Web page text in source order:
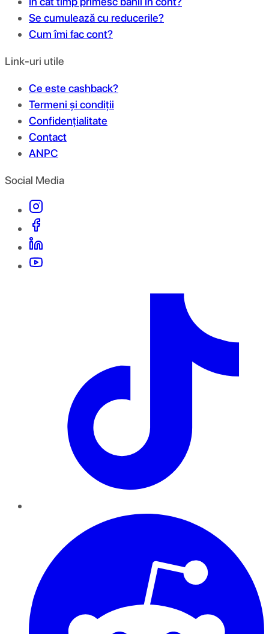
Se cumulează cu reducerile?
Cum îmi fac cont?
Link-uri utile
Ce este cashback?
Termeni și condiții
Confidențialitate
Contact
ANPC
Social Media